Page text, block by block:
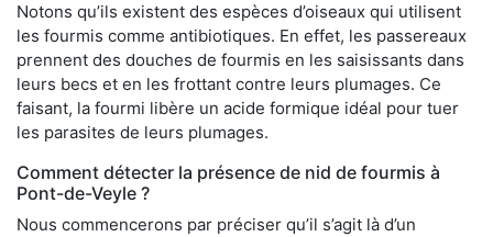
Notons qu’ils existent des espèces d’oiseaux qui utilisent
les fourmis comme antibiotiques. En effet, les passereaux
prennent des douches de fourmis en les saisissants dans
leurs becs et en les frottant contre leurs plumages. Ce
faisant, la fourmi libère un acide formique idéal pour tuer
les parasites de leurs plumages.
Comment détecter la présence de nid de fourmis à
Pont-de-Veyle ?
Nous commencerons par préciser qu’il s’agit là d’un